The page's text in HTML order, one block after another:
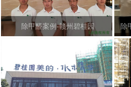
除甲醛案例-赣州碧桂园 除